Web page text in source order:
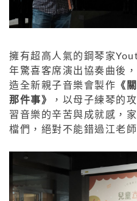
擁有超高人氣的鋼琴家
年驚喜客席演出協奏曲後
造全新親子音樂會製作 《
那件事》
，以母子練琴的
習音樂的辛苦與成就感，
檔們，絕對不能錯過江老師